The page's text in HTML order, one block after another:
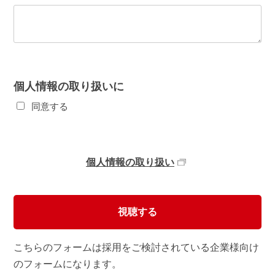
個人情報の取り扱いに
同意する
個人情報の取り扱い
こちらのフォームは採用をご検討されている企業様向け
のフォームになります。